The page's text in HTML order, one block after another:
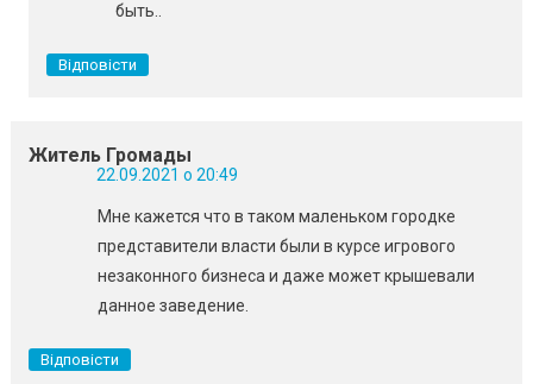
быть..
Відповісти
Житель Громады
22.09.2021 о 20:49
Мне кажется что в таком маленьком городке
представители власти были в курсе игрового
незаконного бизнеса и даже может крышевали
данное заведение.
Відповісти